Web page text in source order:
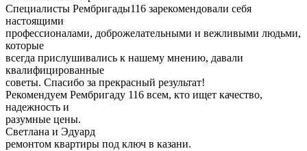
Специалисты Рембригады116 зарекомендовали себя
настоящими
профессионалами, доброжелательными и вежливыми людьми,
которые
всегда прислушивались к нашему мнению, давали
квалифицированные
советы. Спасибо за прекрасный результат!
Рекомендуем Рембригаду 116 всем, кто ищет качество,
надежность и
разумные цены.
Светлана и Эдуард
ремонтом квартиры под ключ в казани.